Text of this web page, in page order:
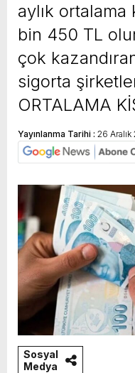
aylık ortalama
bin 450 TL
çok
sigorta
ORTALAMA
Yayınlanma Tarihi : 26
Sosyal
Medya